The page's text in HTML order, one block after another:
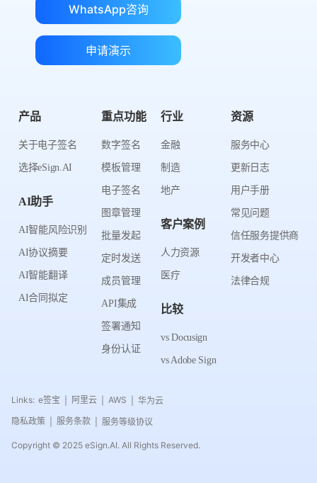
WhatsApp咨询
申请演示
产品
关于电子签名
选择eSign.AI
AI助手
AI智能风险识别
AI协议摘要
AI智能翻译
AI合同拟定
重点功能
数字签名
模板管理
电子签名
图章管理
批量发起
定时发送
成员管理
API集成
签署通知
身份认证
行业
金融
制造
地产
客户案例
人力资源
医疗
比较
vs Docusign
vs Adobe Sign
资源
服务中心
更新日志
用户手册
常见问题
信任服务提供商
开发者中心
法律合规
Links: e签宝 阿里云 AWS
华为云
隐私政策
服务条款 服务等级协议
Copyright © 2025 eSign.AI. All Rights Reserved.